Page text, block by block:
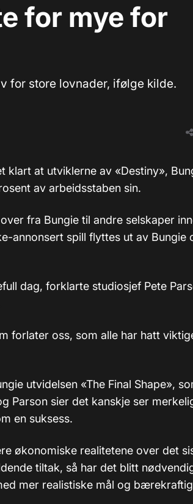
for mye for
for store lovnader, ifølge kilde.
klart at utviklerne av «Destiny»,
av arbeidsstaben sin.
fra Bungie til andre selskaper
annonsert spill flyttes ut av Bungie
dag, forklarte studiosjef Pete
forlater oss, som alle har hatt
utvidelsen «The Final Shape»,
Parson sier det kanskje ser
en suksess.
økonomiske realitetene over det
tiltak, så har det blitt
mer realistiske mål og